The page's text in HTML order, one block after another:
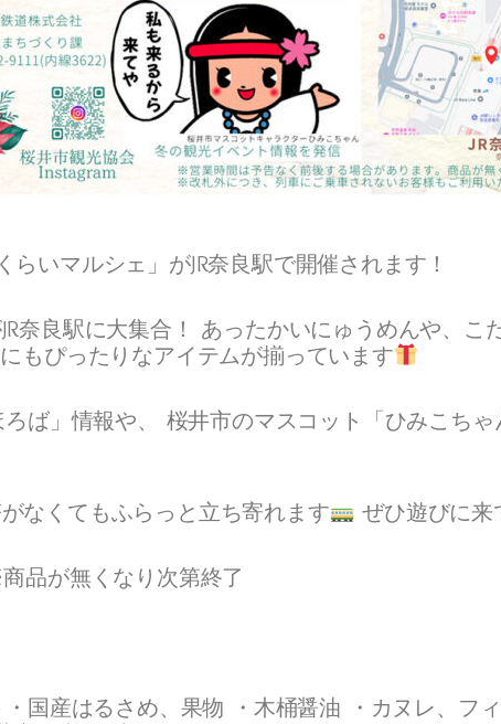
らいマルシェ」がJR奈良駅で開催されます！
奈良駅に大集合！ あったかいにゅうめんや、こ
もぴったりなアイテムが揃っています
ば」情報や、 桜井市のマスコット「ひみこちゃ
なくてもふらっと立ち寄れます ぜひ遊びに来
品が無くなり次第終了
国産はるさめ、果物 ・木桶醤油 ・カヌレ、フ